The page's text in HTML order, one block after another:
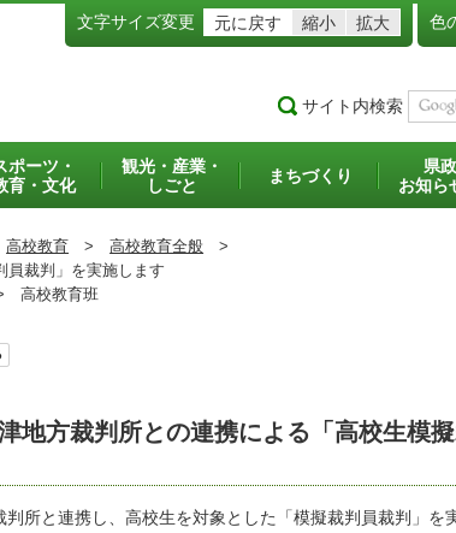
文字サイズ変更 元に戻す 縮小 拡大 色
サイト内検索
ポーツ・
育・文化
観光・産業・
しごと
まちづくり
県
お知ら
高校教育 > 高校教育全般 >
裁判」を実施します
高校教育班
地方裁判所との連携による「高校生模擬
所と連携し、高校生を対象とした「模擬裁判員裁判」を